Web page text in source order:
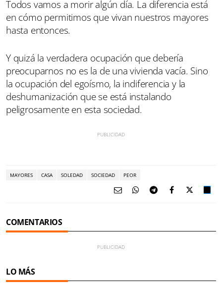
Todos vamos a morir algún día. La diferencia está
en cómo permitimos que vivan nuestros mayores
hasta entonces.
Y quizá la verdadera ocupación que debería
preocuparnos no es la de una vivienda vacía. Sino
la ocupación del egoísmo, la indiferencia y la
deshumanización que se está instalando
peligrosamente en esta sociedad.
MAYORES CASA SOLEDAD SOCIEDAD PEOR
COMENTARIOS
LO MÁS